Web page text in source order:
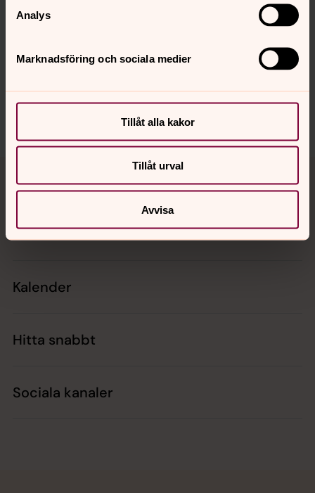
Analys
Marknadsföring och sociala medier
Tillåt alla kakor
Tillåt urval
Avvisa
Synpunkter eller frågor på sidans
bro.forsamling@svenskakyrkan.se
Kontakt
Kalender
Hitta snabbt
Sociala kanaler